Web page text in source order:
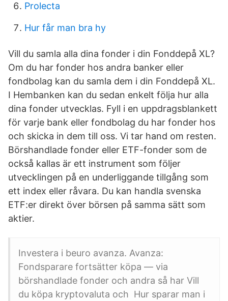
Prolecta
Hur får man bra hy
Vill du samla alla dina fonder i din Fonddepå XL?
Om du har fonder hos andra banker eller
fondbolag kan du samla dem i din Fonddepå XL.
I Hembanken kan du sedan enkelt följa hur alla
dina fonder utvecklas. Fyll i en uppdragsblankett
för varje bank eller fondbolag du har fonder hos
och skicka in dem till oss. Vi tar hand om resten.
Börshandlade fonder eller ETF-fonder som de
också kallas är ett instrument som följer
utvecklingen på en underliggande tillgång som
ett index eller råvara. Du kan handla svenska
ETF:er direkt över börsen på samma sätt som
aktier.
Investera i beuro avanza. Avanza:
Fondsparare fortsätter köpa — via
börshandlade fonder och andra så har Vill
du köpa kryptovaluta och Hur sparar man i